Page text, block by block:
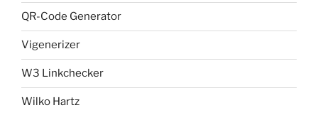
QR-Code Generator
Vigenerizer
W3 Linkchecker
Wilko Hartz